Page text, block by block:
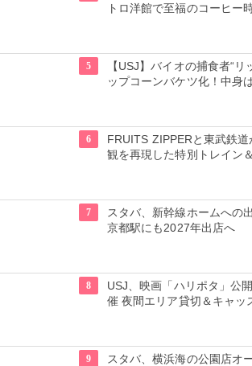
トロ洋館で至福のコーヒー
5
【USJ】バイオの捕食者“リ
ップコーンバケツ化！中身
6
FRUITS ZIPPERと東武鉄
観を再現した特別トレイン
7
スタバ、新幹線ホームへの
京都駅にも2027年出店へ
8
USJ、映画「ハリポタ」公
催 夜間エリア貸切＆キャッ
9
スタバ、横浜海の公園店オ